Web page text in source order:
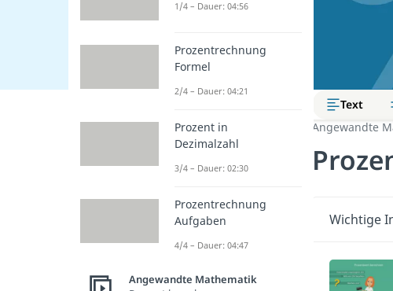
Text
Angewandte
Wichtige
1/4 – Dauer: 04:56
Prozentrechnung
Formel
2/4 – Dauer: 04:21
Prozent in
Dezimalzahl
3/4 – Dauer: 02:30
Prozentrechnung
Aufgaben
4/4 – Dauer: 04:47
Angewandte Mathematik